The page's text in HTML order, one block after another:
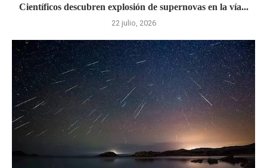
Científicos descubren explosión de supernovas en la vía...
22 julio, 2026